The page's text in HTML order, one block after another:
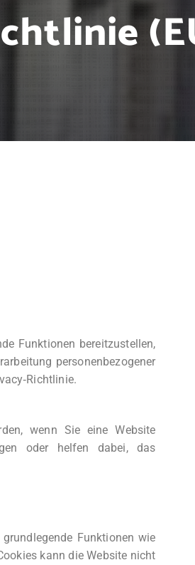
Funktionen bereitzustellen,
personenbezogener
wenn Sie eine Website
oder helfen dabei, das
Funktionen wie
kann die Website nicht